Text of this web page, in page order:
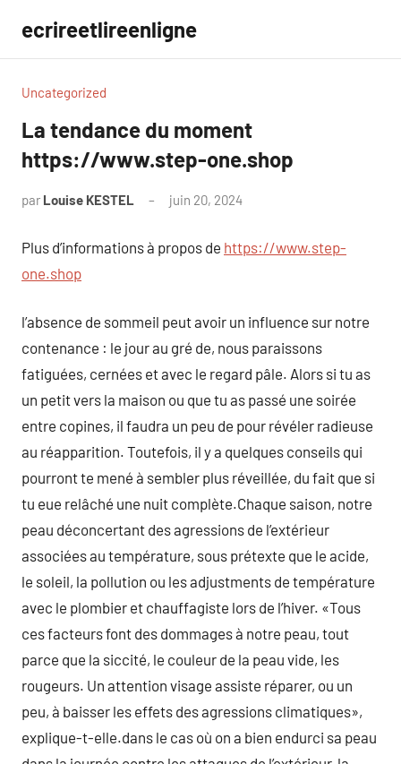
contenu
ecrireetlireenligne
Uncategorized
La tendance du moment
https://www.step-one.shop
par Louise KESTEL juin 20, 2024
Plus d’informations à propos de https://www.step-
one.shop
l’absence de sommeil peut avoir un influence sur notre
contenance : le jour au gré de, nous paraissons
fatiguées, cernées et avec le regard pâle. Alors si tu as
un petit vers la maison ou que tu as passé une soirée
entre copines, il faudra un peu de pour révéler radieuse
au réapparition. Toutefois, il y a quelques conseils qui
pourront te mené à sembler plus réveillée, du fait que si
tu eue relâché une nuit complète.Chaque saison, notre
peau déconcertant des agressions de l’extérieur
associées au température, sous prétexte que le acide,
le soleil, la pollution ou les adjustments de température
avec le plombier et chauffagiste lors de l’hiver. «Tous
ces facteurs font des dommages à notre peau, tout
parce que la siccité, le couleur de la peau vide, les
rougeurs. Un attention visage assiste réparer, ou un
peu, à baisser les effets des agressions climatiques»,
explique-t-elle.dans le cas où on a bien endurci sa peau